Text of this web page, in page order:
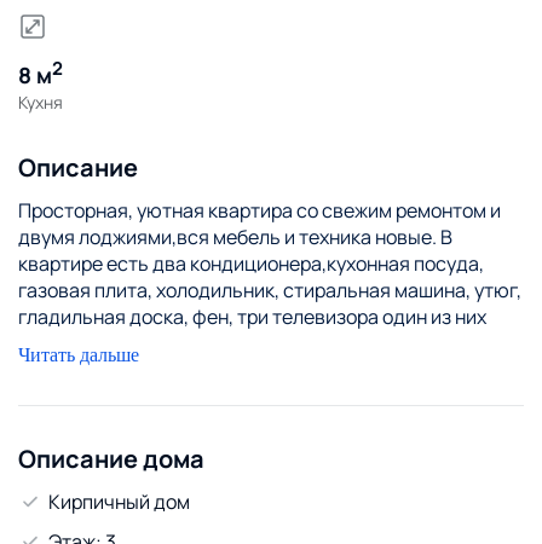
8 м2
Кухня
Описание
Просторная, уютная квартира со свежим ремонтом и
двумя лоджиями,вся мебель и техника новые. В
квартире есть два кондиционера,кухонная посуда,
газовая плита, холодильник, стиральная машина, утюг,
гладильная доска, фен, три телевизора один из них
смарт ,WI FI, и бойлер,есть гладильная доска и сушилка
для одежды. Спальные места: 4 одноместных кровати
Недалеко торговый центр Пинапарк. В шаговой
доступности магазины, кафе, банк.В комнатах у нас не
курят!Не подходит для проведения шумных
мероприятий !ЦЕНА МОЖЕТ МЕНЯТЬСЯ В ВЫХОДНЫЕ И
Читать дальше
Описание дома
Кирпичный дом